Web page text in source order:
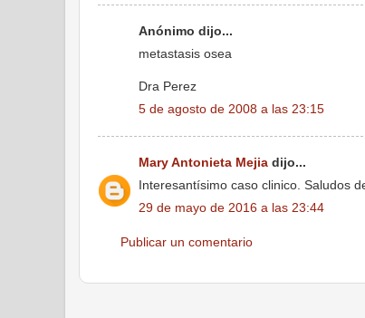
Anónimo dijo...
metastasis osea
Dra Perez
5 de agosto de 2008 a las 23:15
Mary Antonieta Mejia dijo...
Interesantísimo caso clinico. Saludos
29 de mayo de 2016 a las 23:44
Publicar un comentario